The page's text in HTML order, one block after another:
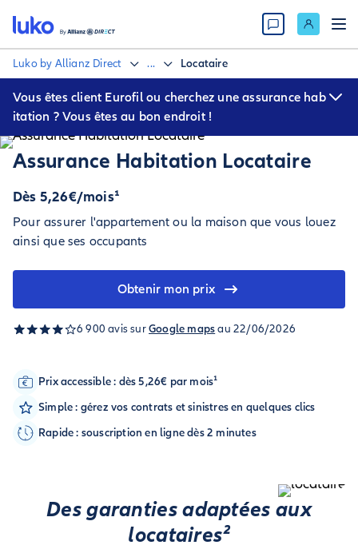
Luko by Allianz Direct ... Locataire
Vous êtes client Eurofil ou cherchez une assurance hab
itation ? Vous êtes au bon endroit !
L’assurance habitation Eurofil est désormais accessible sur Luko
by Allianz Direct. Vous pouvez y gérer votre contrat et accéder à
vos services en toute simplicité.
Assurance Habitation Locataire
Dès 5,26€/mois¹
Pour assurer l'appartement ou la maison que vous louez
ainsi que ses occupants
Obtenir mon prix
6 900 avis surGoogle mapsau 22/06/2026
Prix accessible : dès 5,26€ par mois¹
Simple : gérez vos contrats et sinistres en quelques clics
Rapide : souscription en ligne dès 2 minutes
Des garanties adaptées aux
locataires²